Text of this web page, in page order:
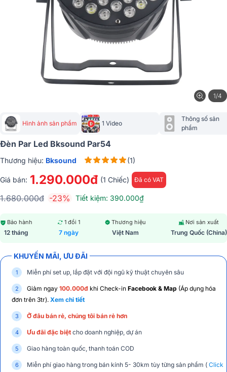
1/4
Hình ảnh sản phẩm 1 Video
Thông số sản
phẩm
Đèn Par Led Bksound Par54
Thương hiệu: Bksound (1)
Giá bán: 1.290.000đ (1 Chiếc) Đã có VAT
1.680.000đ -23% Tiết kiệm: 390.000₫
Bảo hành
12 tháng
1 đổi 1
7 ngày
Thương hiệu
Việt Nam
Nơi sản xuất
Trung Quốc (China)
KHUYẾN MÃI, ƯU ĐÃI
Miễn phí set up, lắp đặt với đội ngũ kỹ thuật chuyên sâu
Giảm ngay 100.000đ khi Check-in Facebook & Map (Áp dụng hóa
đơn trên 3tr). Xem chi tiết
Ở đâu bán rẻ, chúng tôi bán rẻ hơn
Ưu đãi đặc biệt cho doanh nghiệp, dự án
Giao hàng toàn quốc, thanh toán COD
Miễn phí giao hàng trong bán kính 5- 30km tùy từng sản phẩm ( Click